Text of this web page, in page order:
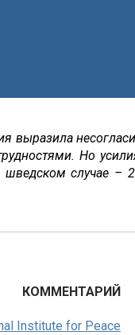
выразила
Но
шведском случае –
КОММЕНТАРИЙ
Institute for Peace